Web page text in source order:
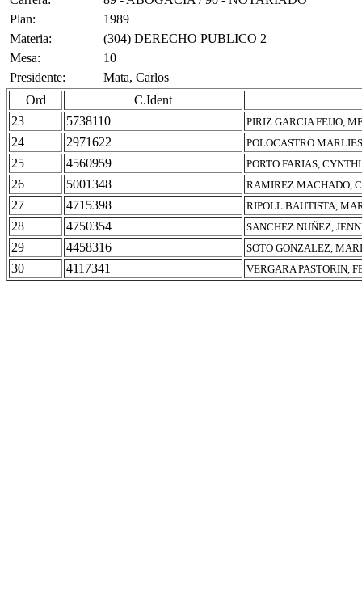
Plan:
1989
Materia:
(304) DERECHO PUBLICO 2
Mesa:
10
Presidente:
Mata, Carlos
Ord
C.Ident
23
5738110 PIRIZ GARCIA FEIJO,
24 2971622 POLOCASTRO
25 4560959 PORTO FARIAS,
26 5001348 RAMIREZ MACHADO,
27 4715398 RIPOLL BAUTISTA,
28 4750354 SANCHEZ NUÑEZ,
29 4458316 SOTO GONZALEZ,
30 4117341 VERGARA PASTORIN,